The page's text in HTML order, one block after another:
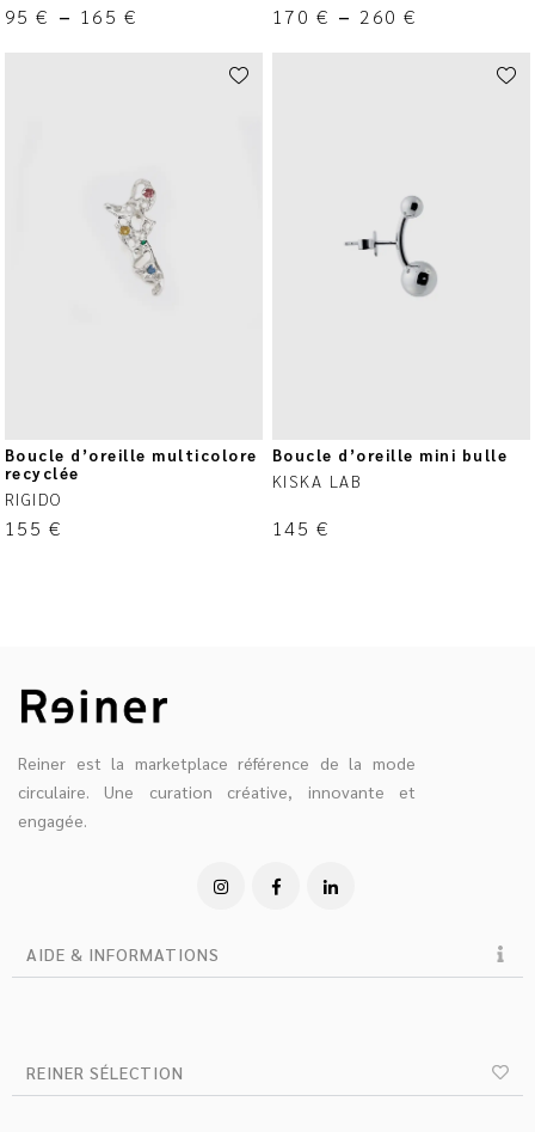
95€ – 165 € 170 € – 260€
Boucle d’oreille multicolore
recyclée
RIGIDO
155 €
Boucle d’oreille mini bulle
KISKA LAB
145 €
Reiner est la marketplace référence de la mode
circulaire. Une curation créative, innovante et
engagée.
AIDE & INFORMATIONS
REINER SÉLECTION